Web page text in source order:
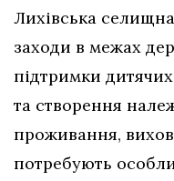
Лихівська
заходи в межах
підтримки
та створення
проживання,
потребують